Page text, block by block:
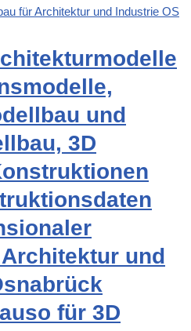
für Architektur und Industrie OS
und
3D
und
für 3D